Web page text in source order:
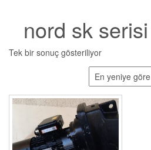
nord sk
Tek bir sonuç gösteriliyor